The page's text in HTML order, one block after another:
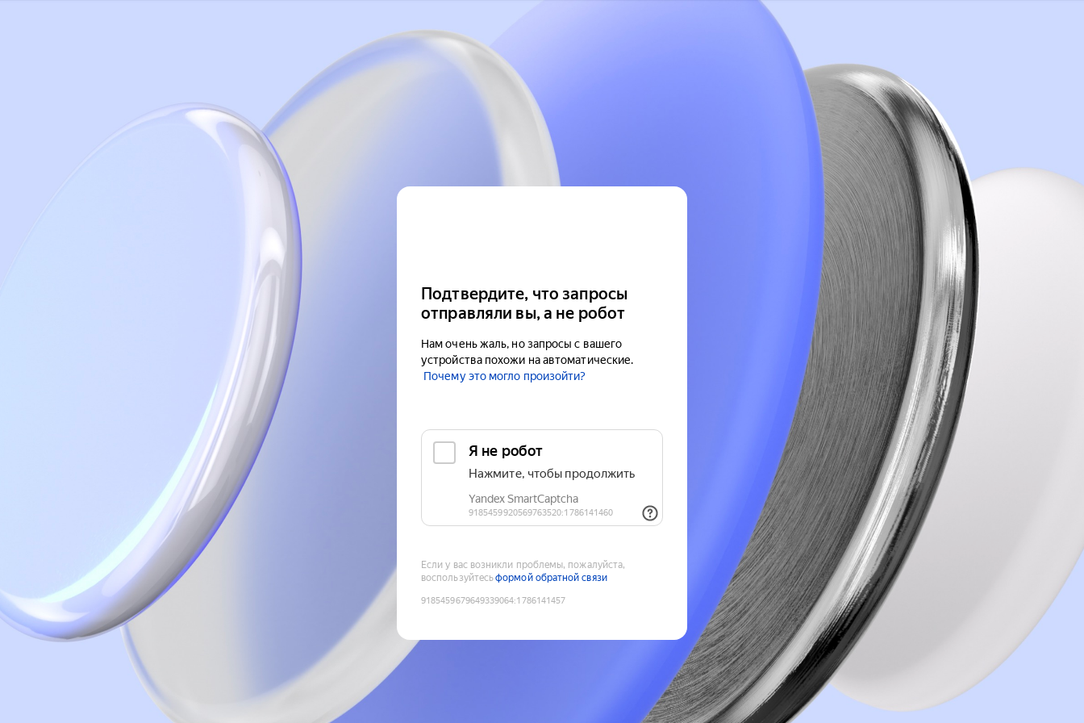
Подтвердите, что запросы
отправляли вы, а не робот
Нам очень жаль, но запросы с вашего
устройства похожи на автоматические.
Почему это могло произойти?
Если у вас возникли проблемы, пожалуйста,
воспользуйтесьформой обратной связи
9185459679649339064:1786141457